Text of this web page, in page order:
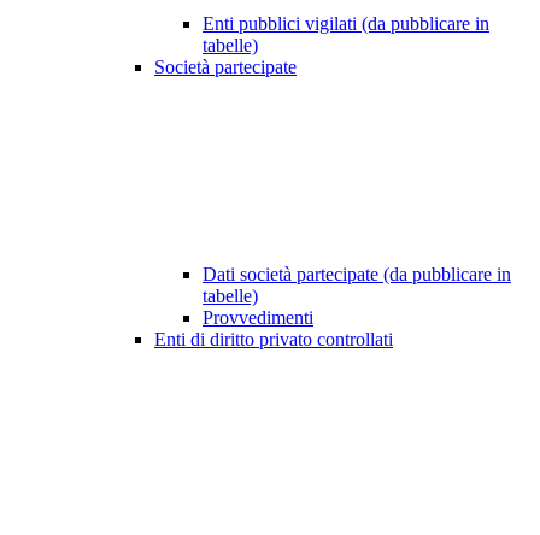
Enti pubblici vigilati (da pubblicare in
tabelle)
Società partecipate
Dati società partecipate (da pubblicare in
tabelle)
Provvedimenti
Enti di diritto privato controllati